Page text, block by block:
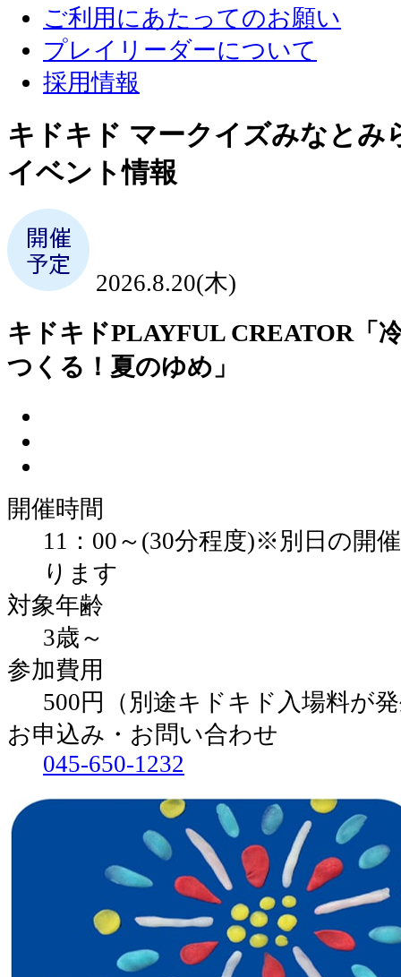
ご利用にあたってのお願い
プレイリーダーについて
採用情報
キドキド マークイズみなとみ
イベント情報
2026.8.20(木)
キドキドPLAYFUL CREATOR「
つくる！夏のゆめ」
開催時間
11：00～(30分程度)※別日の開
ります
対象年齢
3歳～
参加費用
500円（別途キドキド入場料が
お申込み・お問い合わせ
045-650-1232